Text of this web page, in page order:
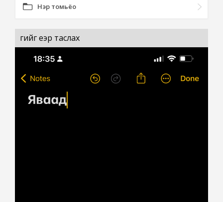
Нэр томьёо
үгийг үеэр таслах